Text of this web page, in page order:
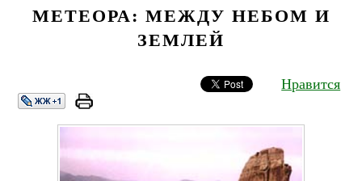
МЕТЕОРА: МЕЖДУ НЕБОМ И
ЗЕМЛЕЙ
Нравится